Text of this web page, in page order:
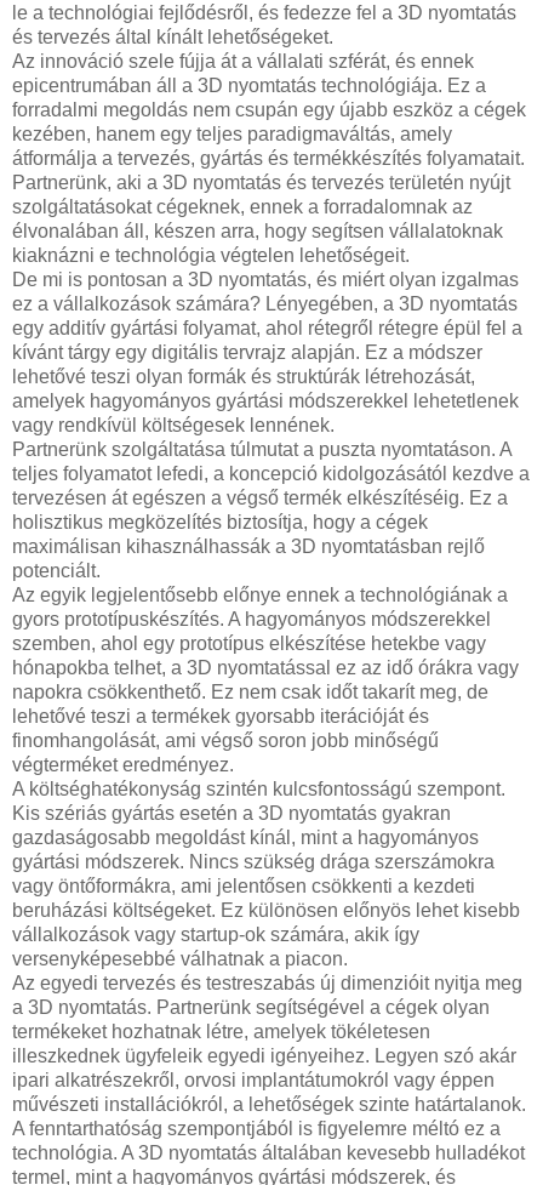
le a technológiai fejlődésről, és fedezze fel a 3D nyomtatás
és tervezés által kínált lehetőségeket.
Az innováció szele fújja át a vállalati szférát, és ennek
epicentrumában áll a 3D nyomtatás technológiája. Ez a
forradalmi megoldás nem csupán egy újabb eszköz a cégek
kezében, hanem egy teljes paradigmaváltás, amely
átformálja a tervezés, gyártás és termékkészítés folyamatait.
Partnerünk, aki a 3D nyomtatás és tervezés területén nyújt
szolgáltatásokat cégeknek, ennek a forradalomnak az
élvonalában áll, készen arra, hogy segítsen vállalatoknak
kiaknázni e technológia végtelen lehetőségeit.
De mi is pontosan a 3D nyomtatás, és miért olyan izgalmas
ez a vállalkozások számára? Lényegében, a 3D nyomtatás
egy additív gyártási folyamat, ahol rétegről rétegre épül fel a
kívánt tárgy egy digitális tervrajz alapján. Ez a módszer
lehetővé teszi olyan formák és struktúrák létrehozását,
amelyek hagyományos gyártási módszerekkel lehetetlenek
vagy rendkívül költségesek lennének.
Partnerünk szolgáltatása túlmutat a puszta nyomtatáson. A
teljes folyamatot lefedi, a koncepció kidolgozásától kezdve a
tervezésen át egészen a végső termék elkészítéséig. Ez a
holisztikus megközelítés biztosítja, hogy a cégek
maximálisan kihasználhassák a 3D nyomtatásban rejlő
potenciált.
Az egyik legjelentősebb előnye ennek a technológiának a
gyors prototípuskészítés. A hagyományos módszerekkel
szemben, ahol egy prototípus elkészítése hetekbe vagy
hónapokba telhet, a 3D nyomtatással ez az idő órákra vagy
napokra csökkenthető. Ez nem csak időt takarít meg, de
lehetővé teszi a termékek gyorsabb iterációját és
finomhangolását, ami végső soron jobb minőségű
végterméket eredményez.
A költséghatékonyság szintén kulcsfontosságú szempont.
Kis szériás gyártás esetén a 3D nyomtatás gyakran
gazdaságosabb megoldást kínál, mint a hagyományos
gyártási módszerek. Nincs szükség drága szerszámokra
vagy öntőformákra, ami jelentősen csökkenti a kezdeti
beruházási költségeket. Ez különösen előnyös lehet kisebb
vállalkozások vagy startup-ok számára, akik így
versenyképesebbé válhatnak a piacon.
Az egyedi tervezés és testreszabás új dimenzióit nyitja meg
a 3D nyomtatás. Partnerünk segítségével a cégek olyan
termékeket hozhatnak létre, amelyek tökéletesen
illeszkednek ügyfeleik egyedi igényeihez. Legyen szó akár
ipari alkatrészekről, orvosi implantátumokról vagy éppen
művészeti installációkról, a lehetőségek szinte határtalanok.
A fenntarthatóság szempontjából is figyelemre méltó ez a
technológia. A 3D nyomtatás általában kevesebb hulladékot
termel, mint a hagyományos gyártási módszerek, és